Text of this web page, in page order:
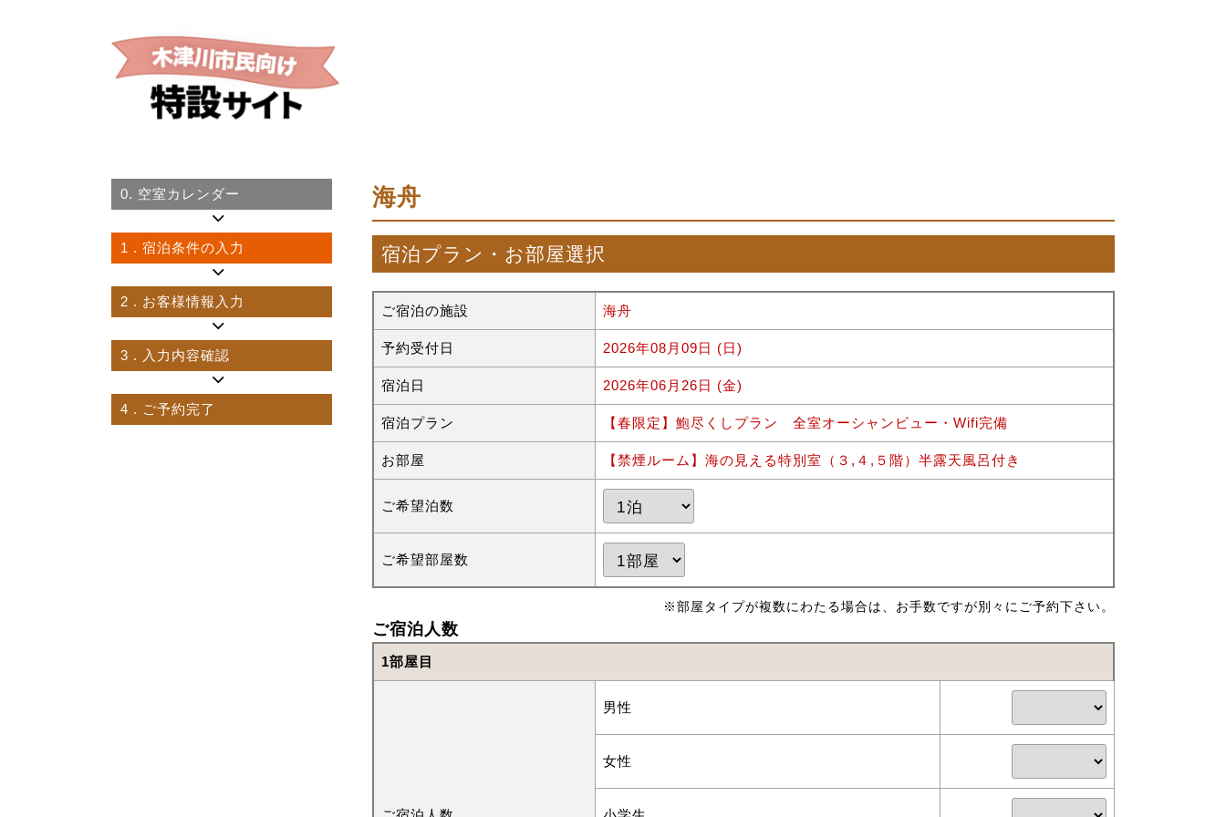
0. 空室カレンダー
1 . 宿泊条件の入力
2 . お客様情報入力
3 . 入力内容確認
4 . ご予約完了
海舟
宿泊プラン・お部屋選択
ご宿泊の施設 海舟
予約受付日 2026年08月09日 (日)
宿泊日 2026年06月26日 (金)
宿泊プラン 【春限定】鮑尽くしプラン 全室オーシャンビュー・Wifi完備
お部屋 【禁煙ルーム】海の見える特別室（３,４,５階）半露天風呂付き
ご希望泊数
ご希望部屋数
※部屋タイプが複数にわたる場合は、お手数ですが別々にご予約下さい。
ご宿泊人数
1部屋目
男性
女性